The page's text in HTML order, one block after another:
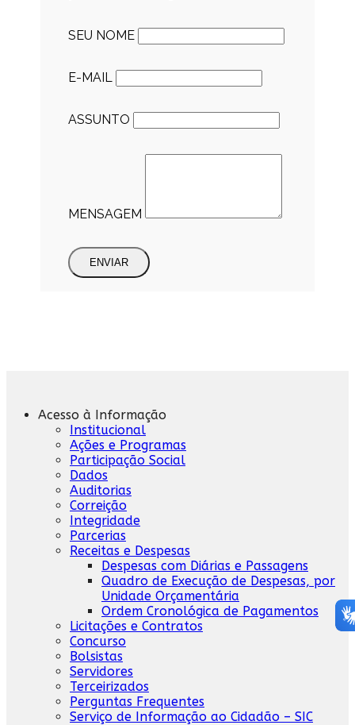
SEU NOME
E-MAIL
ASSUNTO
MENSAGEM
ENVIAR
Acesso à Informação
Institucional
Ações e Programas
Participação Social
Dados
Auditorias
Correição
Integridade
Parcerias
Receitas e Despesas
Despesas com Diárias e Passagens
Quadro de Execução de Despesas, por
Unidade Orçamentária
Ordem Cronológica de Pagamentos
Licitações e Contratos
Concurso
Bolsistas
Servidores
Terceirizados
Perguntas Frequentes
Serviço de Informação ao Cidadão – SIC